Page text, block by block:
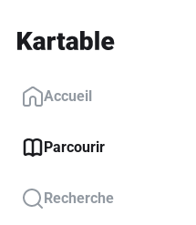
Accueil
Parcourir
Recherche